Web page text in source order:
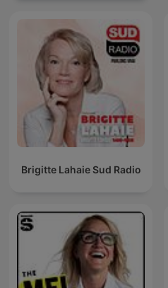
Brigitte Lahaie Sud Radio